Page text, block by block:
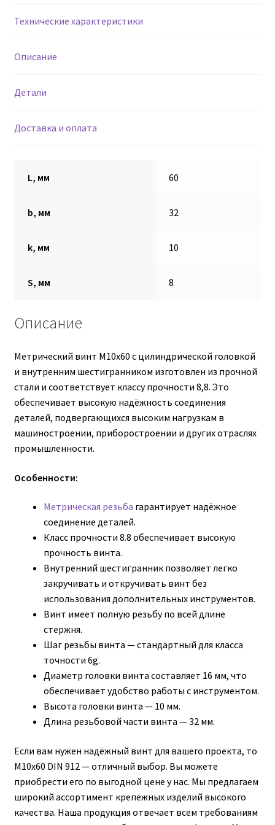
Втулки АГУ
Гайки DIN 74361
Гайки DIN 934
Гайки DIN 985
Гидравлические масла
Гидроцилиндры АГУ
ГОСТ 3057-90
ГСМ
Запчасти АГУ
Запчасти БЗА
Запчасти БЗТДиА
Запчасти ММЗ
Корзина
Корпуса АГУ
Кронштейны АГУ
Крышки АГУ
Масляные насосы
Метизная продукция
Болты М24
Технические характеристики
Описание
Детали
Доставка и оплата
L, мм 60
b, мм 32
k, мм 10
S, мм 8
Описание
Метрический винт М10х60 с цилиндрической головкой
и внутренним шестигранником изготовлен из прочной
стали и соответствует классу прочности 8,8. Это
обеспечивает высокую надёжность соединения
деталей, подвергающихся высоким нагрузкам в
машиностроении, приборостроении и других отраслях
промышленности.
Особенности:
Метрическая резьба гарантирует надёжное
соединение деталей.
Класс прочности 8.8 обеспечивает высокую
прочность винта.
Внутренний шестигранник позволяет легко
закручивать и откручивать винт без
использования дополнительных инструментов.
Винт имеет полную резьбу по всей длине
стержня.
Шаг резьбы винта — стандартный для класса
точности 6g.
Диаметр головки винта составляет 16 мм, что
обеспечивает удобство работы с инструментом.
Высота головки винта — 10 мм.
Длина резьбовой части винта — 32 мм.
Если вам нужен надёжный винт для вашего проекта, то
М10х60 DIN 912 — отличный выбор. Вы можете
приобрести его по выгодной цене у нас. Мы предлагаем
широкий ассортимент крепёжных изделий высокого
качества. Наша продукция отвечает всем требованиям